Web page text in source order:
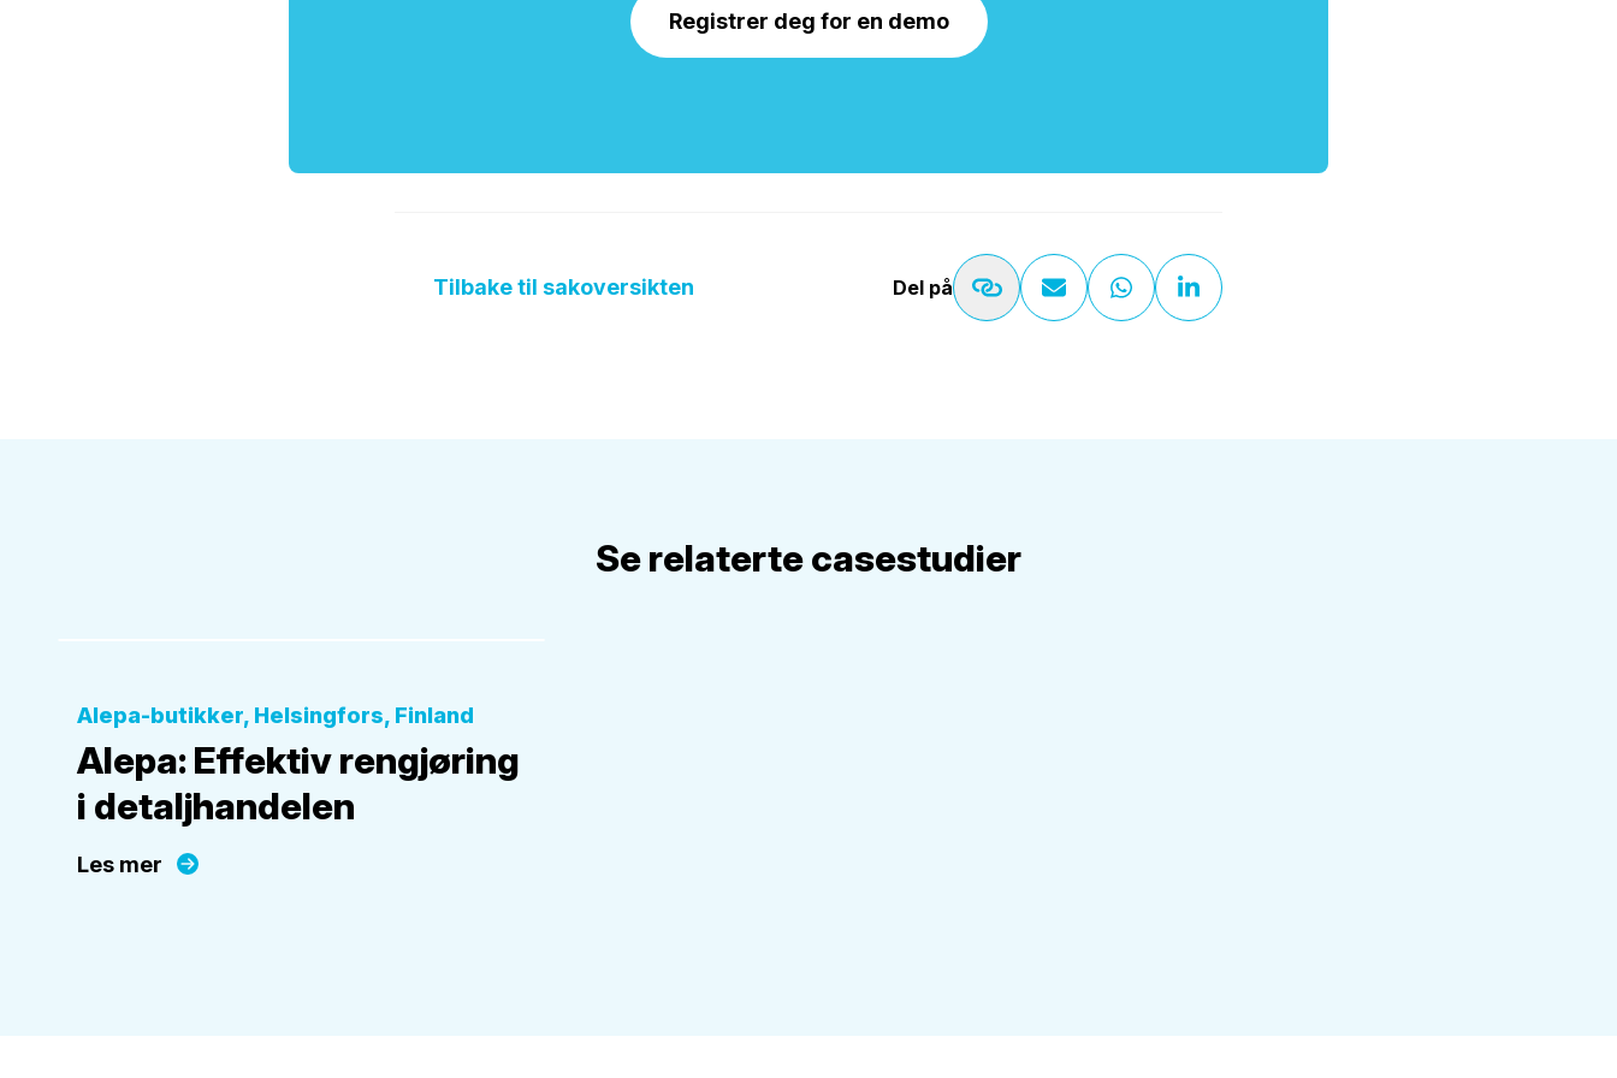
Registrer deg for en demo
Tilbake til sakoversikten Del på
Se relaterte casestudier
Alepa-butikker, Helsingfors, Finland
Alepa: Effektiv rengjøring
i detaljhandelen
Les mer